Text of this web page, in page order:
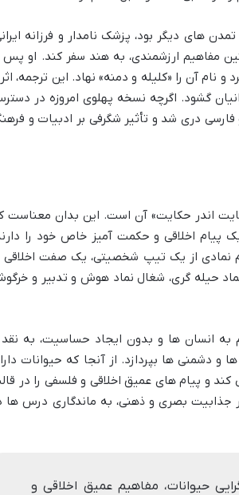
های دیگر بود، پزشک نامدار و فرزانه
مفاهیم ارزشمندی، به هند سفر کند. او پس
و نام آن را «کلیله و دمنه» نهاد. این ترجمه،
گشود. اگرچه نسخه پهلوی امروزه در
دری شد و تأثیر شگرفی بر ادبیات و
اندر حکایت» آن است. این بدان معناست
اخلاقی و حکمت آمیز خاص خود را
نمادی از یک تیپ شخصیتی، یک صفت اخلاقی
حیله گری، شغال نماد هوش و تدبیر و
به انسان ها و بدون ایجاد حساسیت، به
دشمنی ها بپردازد. از آنجا که حیوانات
و پیام های عمیق اخلاقی و فلسفی را در
جذابیت بصری و ذهنی، به ماندگاری درس ها
حیوانات، مفاهیم عمیق اخلاقی و